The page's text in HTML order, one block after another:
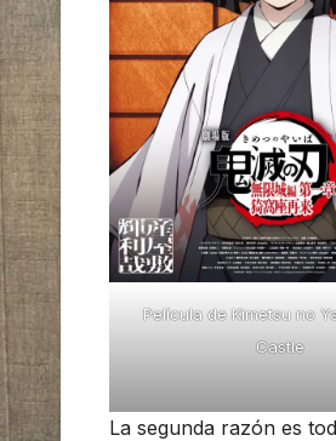
Película de Kimetsu no
Castle
La segunda razón es